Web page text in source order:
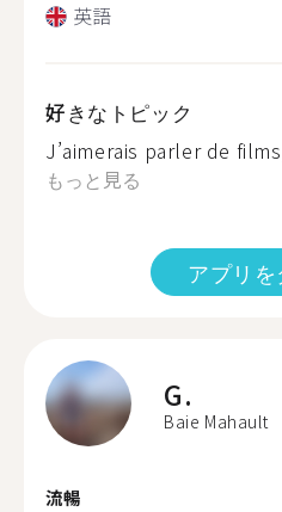
英語
好きなトピック
J’aimerais parler de
もっと見る
アプリ
G.
Baie Mahault
流暢